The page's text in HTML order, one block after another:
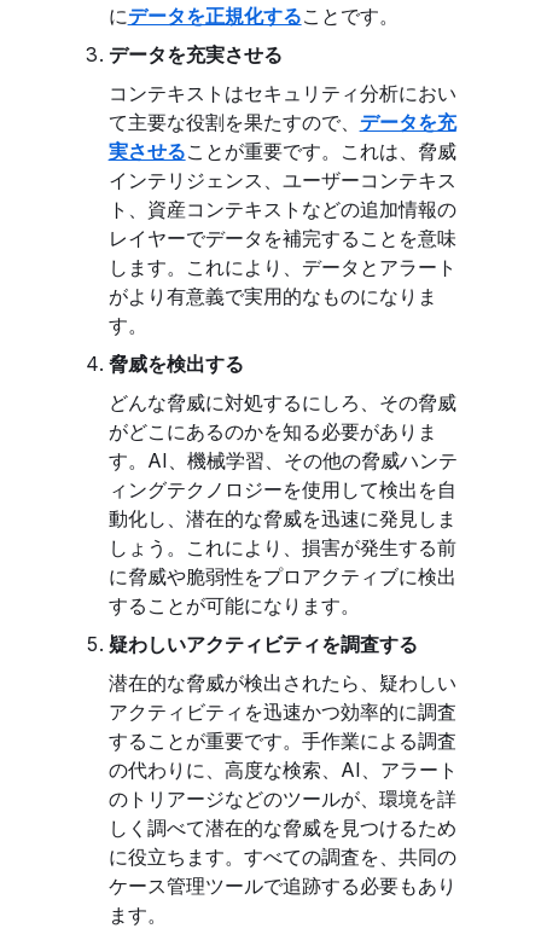
にデータを正規化することです。
データを充実させる
コンテキストはセキュリティ分析におい
て主要な役割を果たすので、 データを充
実させることが重要です。これは、脅威
インテリジェンス、ユーザーコンテキス
ト、資産コンテキストなどの追加情報の
レイヤーでデータを補完することを意味
します。これにより、データとアラート
がより有意義で実用的なものになりま
す。
脅威を検出する
どんな脅威に対処するにしろ、その脅威
がどこにあるのかを知る必要がありま
す。AI、機械学習、その他の脅威ハンテ
ィングテクノロジーを使用して検出を自
動化し、潜在的な脅威を迅速に発見しま
しょう。これにより、損害が発生する前
に脅威や脆弱性をプロアクティブに検出
することが可能になります。
疑わしいアクティビティを調査する
潜在的な脅威が検出されたら、疑わしい
アクティビティを迅速かつ効率的に調査
することが重要です。手作業による調査
の代わりに、高度な検索、AI、アラート
のトリアージなどのツールが、環境を詳
しく調べて潜在的な脅威を見つけるため
に役立ちます。すべての調査を、共同の
ケース管理ツールで追跡する必要もあり
ます。